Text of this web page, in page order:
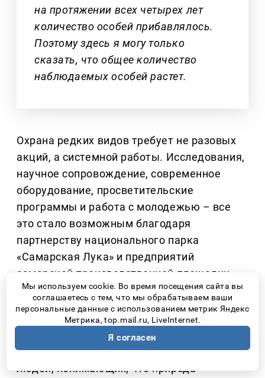
на протяжении всех четырех лет
количество особей прибавлялось.
Поэтому здесь я могу только
сказать, что общее количество
наблюдаемых особей растет.
Охрана редких видов требует не разовых
акций, а системной работы. Исследования,
научное сопровождение, современное
оборудование, просветительские
программы и работа с молодежью – все
это стало возможным благодаря
партнерству национального парка
«Самарская Лука» и предприятий
самарской производственной площадки
ПАО НК «Роснефть».
Именно такой комплексный подход
позволяет не только изучать редкий вид,
но и создавать вокруг него сообщество
людей, понимающих, что природа
Мы используем cookie. Во время посещения сайта вы
соглашаетесь с тем, что мы обрабатываем ваши
персональные данные с использованием метрик Яндекс
Метрика, top.mail.ru, LiveInternet.
Я согласен